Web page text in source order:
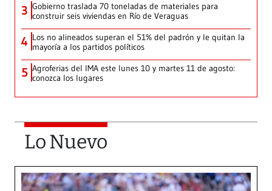
3 Gobierno traslada 70 toneladas de materiales para
construir seis viviendas en Río de Veraguas
4 Los no alineados superan el 51% del padrón y le quitan la
mayoría a los partidos políticos
5 Agroferias del IMA este lunes 10 y martes 11 de agosto:
conozca los lugares
Lo Nuevo